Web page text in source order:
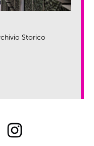
Storico